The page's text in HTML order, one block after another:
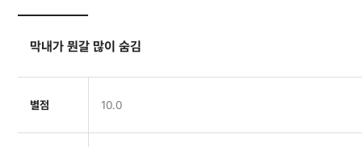
막내가 뭔갈 많이 숨김
별점 10.0